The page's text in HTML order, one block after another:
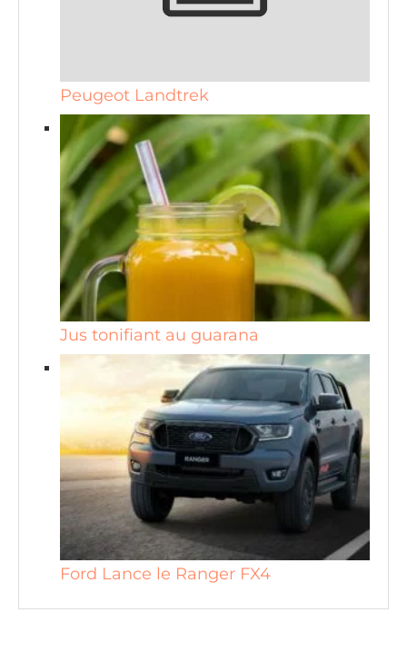
Peugeot Landtrek
Jus tonifiant au guarana
Ford Lance le Ranger FX4